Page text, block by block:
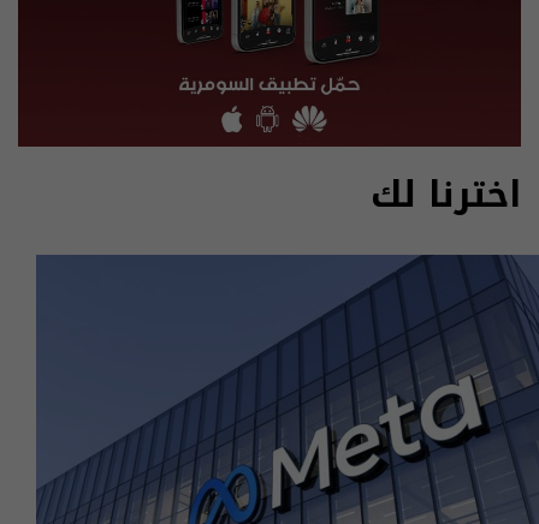
اخترنا لك